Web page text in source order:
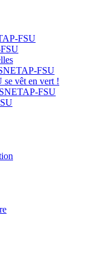
FSU
FSU
vêt en vert !
FSU